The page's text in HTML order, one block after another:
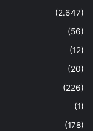
(2.647)
(56)
(12)
(20)
(226)
(1)
(178)